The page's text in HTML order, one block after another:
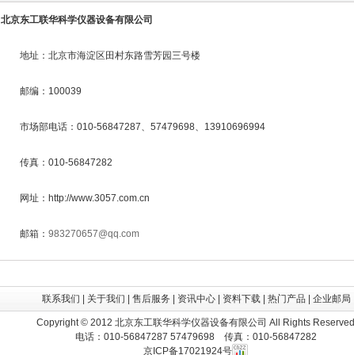
北京东工联华科学仪器设备有限公司
地址：北京市海淀区田村东路雪芳园三号楼
邮编：100039
市场部电话：010-56847287、57479698、13910696994
传真：010-56847282
网址：http://www.3057.com.cn
邮箱： 983270657@qq.com
联系我们 关于我们 售后服务 资讯中心 资料下载 热门产品 企业邮局
Copyright © 2012 北京东工联华科学仪器设备有限公司 All Rights Reserved
电话：010-56847287 57479698 传真：010-56847282
京ICP备17021924号